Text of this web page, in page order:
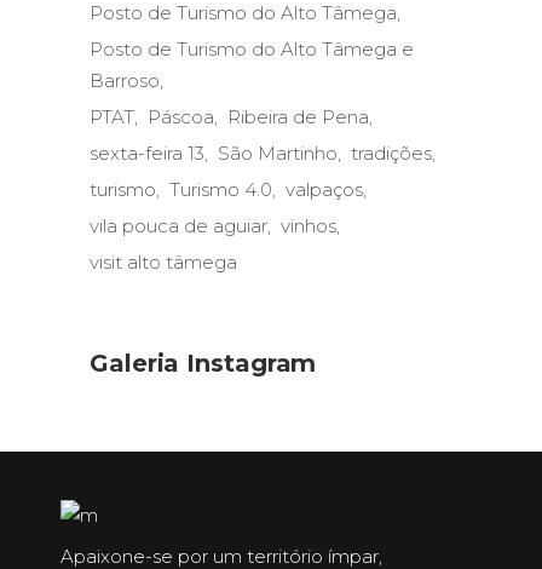
Posto de Turismo do Alto Tâmega
Posto de Turismo do Alto Tâmega e
Barroso
PTAT
Páscoa
Ribeira de Pena
sexta-feira 13
São Martinho
tradições
turismo
Turismo 4.0
valpaços
vila pouca de aguiar vinhos
visit alto tâmega
Galeria Instagram
Apaixone-se por um território ímpar,